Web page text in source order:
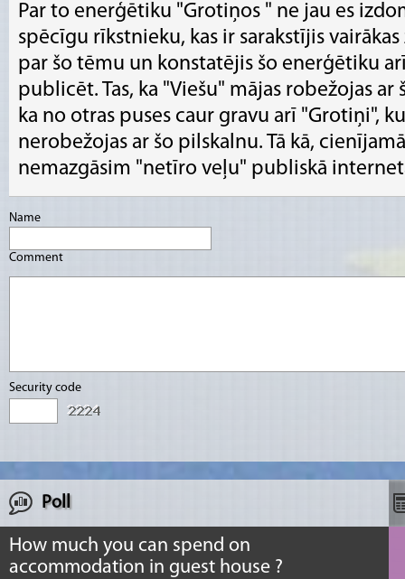
Par to enerģētiku "Grotiņos " ne jau es
spēcīgu rīkstnieku, kas ir sarakstījis
par šo tēmu un konstatējis šo enerģētiku
publicēt. Tas, ka "Viešu" mājas robežojas
ka no otras puses caur gravu arī "Grotiņi",
nerobežojas ar šo pilskalnu. Tā kā,
nemazgāsim "netīro veļu" publiskā
Name
Comment
Security code
Poll
How much you can spend on
accommodation in guest house ?